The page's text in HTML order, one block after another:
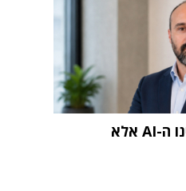
"האתגר הגדול אינו ה-AI אלא